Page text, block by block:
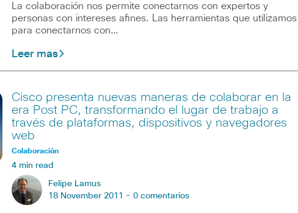
La colaboración nos permite conectarnos con expertos y
personas con intereses afines. Las herramientas que utilizamos
para conectarnos con…
Leer mas
Cisco presenta nuevas maneras de colaborar en la
era Post PC, transformando el lugar de trabajo a
través de plataformas, dispositivos y navegadores
web
Colaboración
4 min read
Felipe Lamus
18 November 2011 - 0 comentarios